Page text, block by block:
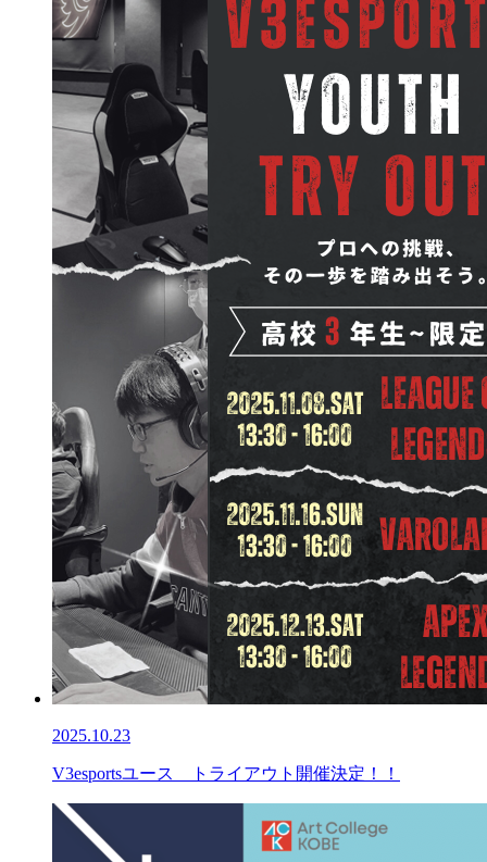
2025.10.23
V3esportsユース トライアウト開催決定！！